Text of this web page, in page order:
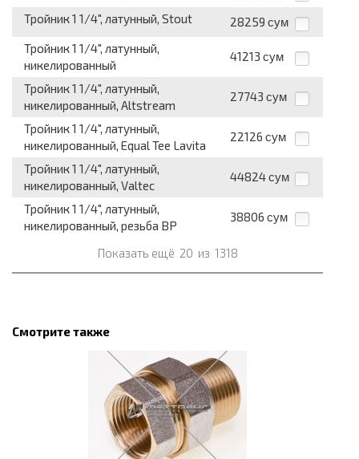
Тройник 1 1/4", латунный, Stout 28259 сум
Тройник 1 1/4", латунный,
никелированный
41213 сум
Тройник 1 1/4", латунный,
никелированный, Altstream
27743 сум
Тройник 1 1/4", латунный,
никелированный, Equal Tee Lavita
22126 сум
Тройник 1 1/4", латунный,
никелированный, Valtec
44824 сум
Тройник 1 1/4", латунный,
никелированный, резьба ВР
38806 сум
Показать ещё 20 из 1318
Смотрите также